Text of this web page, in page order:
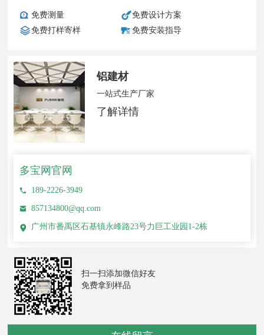
免费测量
免费设计方案
免费打样寄样
免费安装指导
铝建材
一站式生产厂家
了解详情
多宝网官网
189-2226-3949
857134800@qq.com
广州市番禹区石基镇永峰路23号力巨工业园1-2栋
扫一扫添加微信好友
免费拿到样品